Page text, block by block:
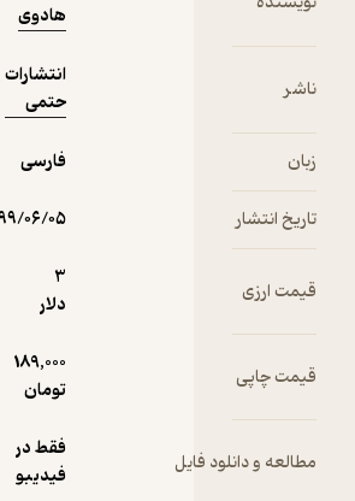
جهان و دین
اسلام به
تربیت‌بدنی
هادوی
ناشر
انتشارات
حتمی
زبان فارسی
تاریخ انتشار ۱۳۹۹/۰۶/۰۵
قیمت ارزی
دلار
قیمت چاپی
189,000
تومان
مطالعه و دانلود فایل
فقط در
فیدیبو